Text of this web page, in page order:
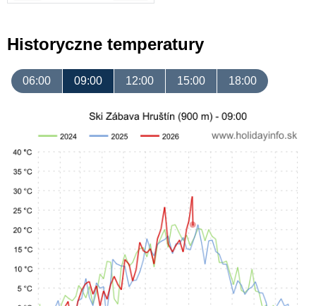
Historyczne temperatury
06:00 09:00 12:00 15:00 18:00